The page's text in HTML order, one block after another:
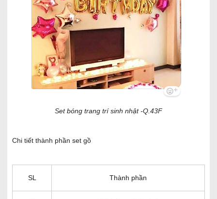
Set bóng trang trí sinh nhật -Q.43F
Chi tiết thành phần set gồ
SL Thành phần